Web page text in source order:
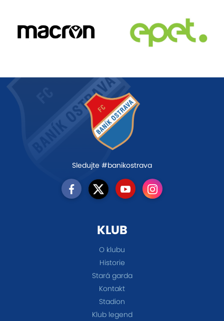
Sledujte #banikostrava
KLUB
O klubu
Historie
Stará garda
Kontakt
Stadion
Klub legend